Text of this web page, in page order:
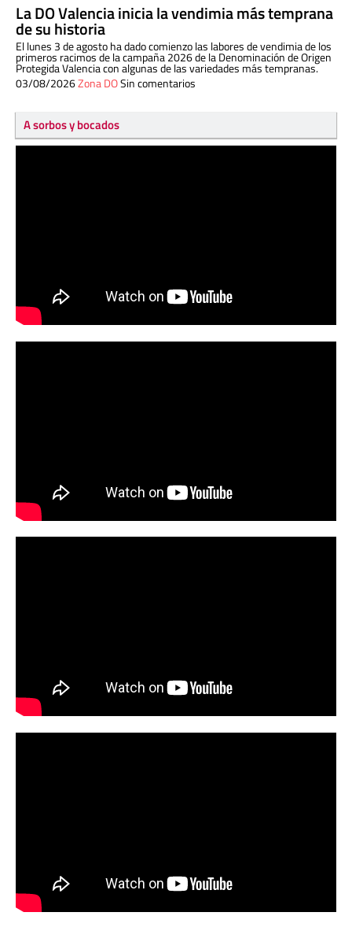
La DO Valencia inicia la vendimia más temprana
de su historia
El lunes 3 de agosto ha dado comienzo las labores de vendimia de los
primeros racimos de la campaña 2026 de la Denominación de Origen
Protegida Valencia con algunas de las variedades más tempranas.
03/08/2026Zona DOSin comentarios
A sorbos y bocados